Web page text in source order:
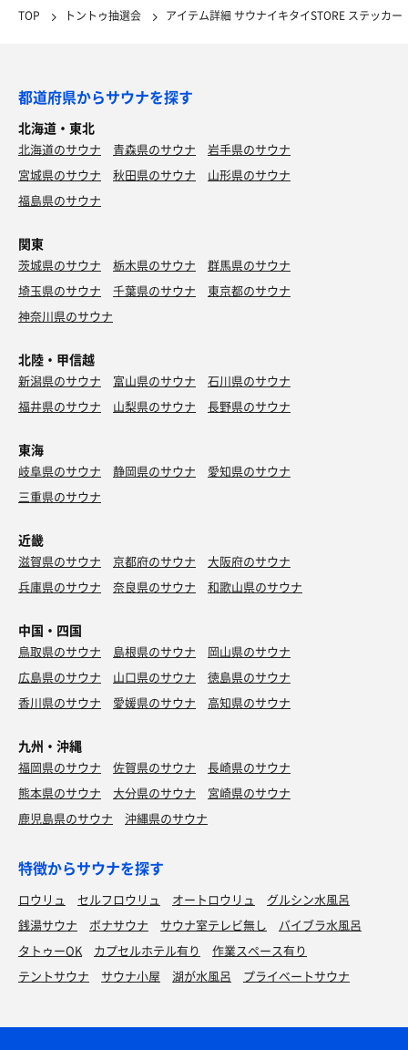
TOP トントゥ抽選会 アイテム詳細 サウナイキタイSTORE ステッカー
都道府県からサウナを探す
北海道・東北
北海道のサウナ 青森県のサウナ
岩手県のサウナ
宮城県のサウナ
秋田県のサウナ
山形県のサウナ
福島県のサウナ
関東
茨城県のサウナ 栃木県のサウナ
群馬県のサウナ
埼玉県のサウナ
千葉県のサウナ
東京都のサウナ
神奈川県のサウナ
北陸・甲信越
新潟県のサウナ 富山県のサウナ
石川県のサウナ
福井県のサウナ
山梨県のサウナ 長野県のサウナ
東海
岐阜県のサウナ 静岡県のサウナ
愛知県のサウナ
三重県のサウナ
近畿
滋賀県のサウナ 京都府のサウナ
大阪府のサウナ
兵庫県のサウナ
奈良県のサウナ 和歌山県のサウナ
中国・四国
鳥取県のサウナ 島根県のサウナ
岡山県のサウナ
広島県のサウナ
山口県のサウナ
徳島県のサウナ
香川県のサウナ
愛媛県のサウナ 高知県のサウナ
九州・沖縄
福岡県のサウナ 佐賀県のサウナ
長崎県のサウナ
熊本県のサウナ
大分県のサウナ
宮崎県のサウナ
鹿児島県のサウナ
沖縄県のサウナ
特徴からサウナを探す
ロウリュ セルフロウリュ オートロウリュ
グルシン水風呂
銭湯サウナ
ボナサウナ サウナ室テレビ無し
バイブラ水風呂
タトゥーOK
カプセルホテル有り
作業スペース有り
テントサウナ
サウナ小屋 湖が水風呂 プライベートサウナ